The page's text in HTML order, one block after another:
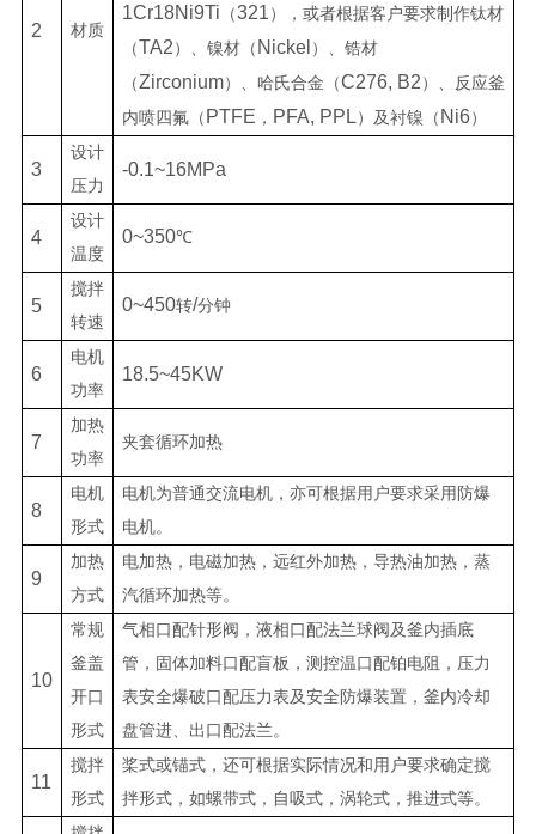
2 材质
1Cr18Ni9Ti （321 ），或者根据客户要求制作钛材
（TA2 ）、镍材（ Nickel ）、锆材
（Zirconium）、哈氏合金（C276, B2 ）、反应釜
内喷四氟（ PTFE ， PFA, PPL ）及衬镍（ Ni6）
3
设计
压力
-0.1~16MPa
4
设计
温度
0~350℃
5
搅拌
转速
0~450转/分钟
6
电机
功率
18.5~45KW
7
加热
功率
夹套循环加热
8
电机
形式
电机为普通交流电机，亦可根据用户要求采用防爆
电机。
9
加热
方式
电加热，电磁加热，远红外加热，导热油加热，蒸
汽循环加热等。
10
常规
釜盖
开口
形式
气相口配针形阀，液相口配法兰球阀及釜内插底
管，固体加料口配盲板，测控温口配铂电阻，压力
表安全爆破口配压力表及安全防爆装置，釜内冷却
盘管进、出口配法兰。
11
搅拌
形式
桨式或锚式，还可根据实际情况和用户要求确定搅
拌形式，如螺带式，自吸式，涡轮式，推进式等。